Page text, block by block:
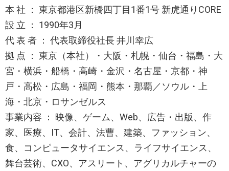
本 社 ： 東京都港区新橋四丁目1番1号 新虎通りCORE
設 立 ： 1990年3月
代 表 者 ： 代表取締役社長 井川幸広
拠 点 ： 東京（本社）・大阪・札幌・仙台・福島・大
宮・横浜・船橋・高崎・金沢・名古屋・京都・神
戸・高松・広島・福岡・熊本・那覇／ソウル・上
海・北京・ロサンゼルス
事業内容 ： 映像、ゲーム、Web、広告・出版、作
家、医療、IT、会計、法曹、建築、ファッション、
食、コンピュータサイエンス、ライフサイエンス、
舞台芸術、CXO、アスリート、アグリカルチャーの